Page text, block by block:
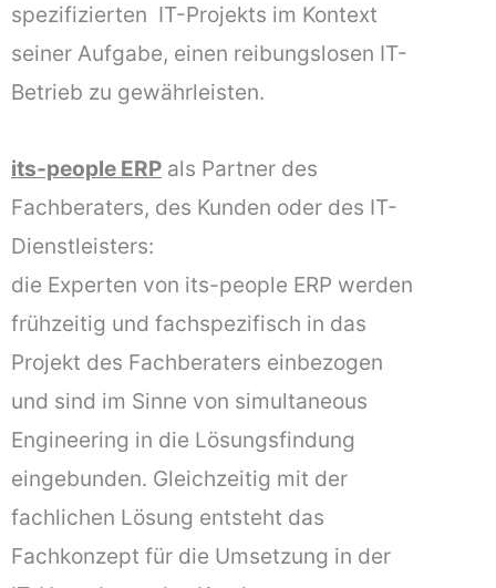
spezifizierten IT-Projekts im Kontext
seiner Aufgabe, einen reibungslosen IT-
Betrieb zu gewährleisten.
its-people ERP als Partner des
Fachberaters, des Kunden oder des IT-
Dienstleisters:
die Experten von its-people ERP werden
frühzeitig und fachspezifisch in das
Projekt des Fachberaters einbezogen
und sind im Sinne von simultaneous
Engineering in die Lösungsfindung
eingebunden. Gleichzeitig mit der
fachlichen Lösung entsteht das
Fachkonzept für die Umsetzung in der